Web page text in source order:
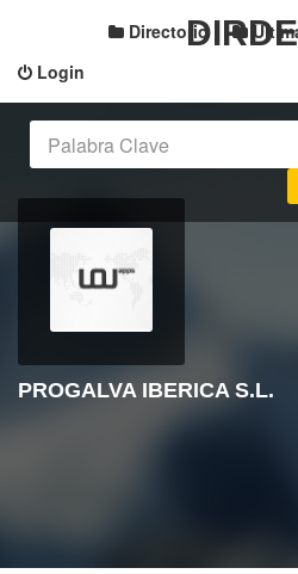
Login
Directorio
PROGALVA IBERICA S.L.